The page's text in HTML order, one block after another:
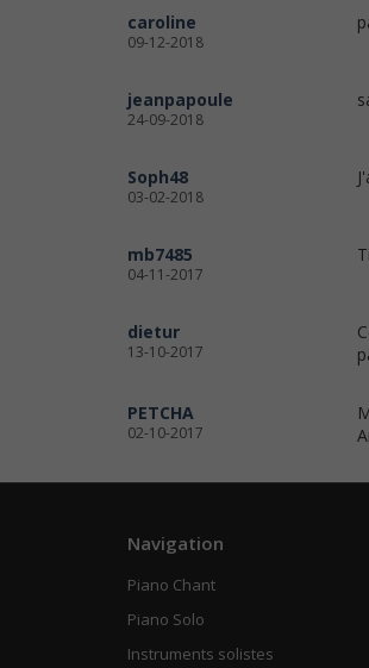
caroline
09-12-2018
jeanpapoule
24-09-2018
Soph48
03-02-2018
mb7485
04-11-2017
dietur
13-10-2017
PETCHA
02-10-2017
Navigation
Piano Chant
Piano Solo
Instruments solistes